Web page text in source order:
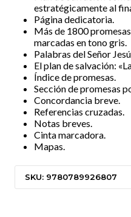
estratégicamente al
Página dedicatoria.
Más de 1800
marcadas en tono gris.
Palabras del Señor
El plan de salvación:
Índice de promesas.
Sección de promesas
Concordancia breve.
Referencias cruzadas.
Notas breves.
Cinta marcadora.
Mapas.
SKU: 9780789926807